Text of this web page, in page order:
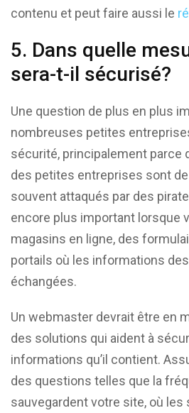
contenu et peut faire aussi le
5. Dans quelle
sera-t-il sécurisé?
Une question de plus en plus
nombreuses petites
sécurité, principalement parce
des petites entreprises sont
souvent attaqués par des
encore plus important lorsque
magasins en ligne, des
portails où les informations
échangées.
Un webmaster devrait être en
des solutions qui aident à
informations qu’il contient.
des questions telles que la
sauvegardent votre site, où les